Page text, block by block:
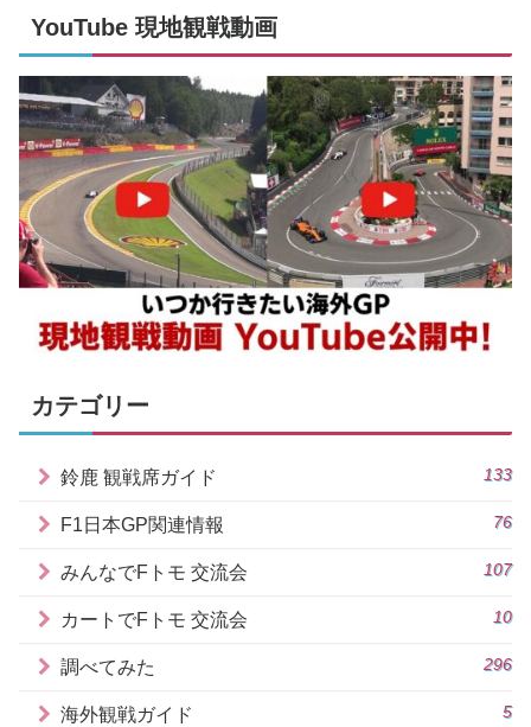
YouTube 現地観戦動画
カテゴリー
鈴鹿 観戦席ガイド 133
F1日本GP関連情報 76
みんなでFトモ 交流会 107
カートでFトモ 交流会 10
調べてみた 296
海外観戦ガイド 5